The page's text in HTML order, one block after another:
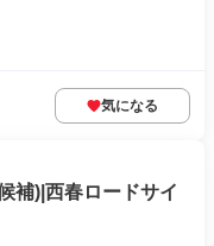
気になる
補)|西春ロードサイ